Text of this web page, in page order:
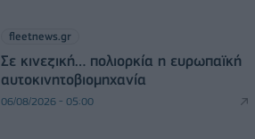
fleetnews.gr
Σε κινεζική… πολιορκία η ευρωπαϊκή
αυτοκινητοβιομηχανία
06/08/2026 - 05:00